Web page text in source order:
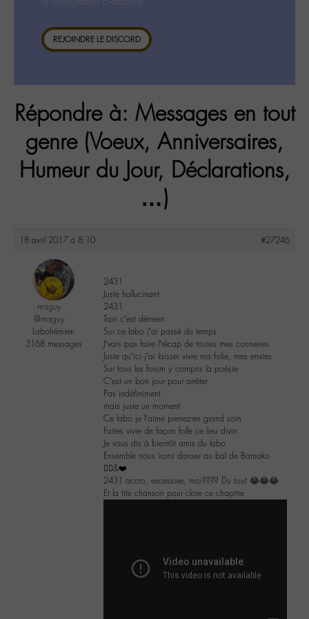
REJOINDRE LE DISCORD
Répondre à: Messages en tout
genre (Voeux, Anniversaires,
Humeur du Jour, Déclarations,
…)
18 avril 2017 à 8:10 #27246
maguy
@maguy
Labohémien
3168 messages
2431
Juste hallucinant
2431
Tain c’est dément
Sur ce labo j’ai passé du temps
J’vais pas faire l’récap de toutes mes conneries
Juste qu’ici j’ai laisser vivre ma folie, mes envies
Sur tous les forum y compris la poésie
C’est un bon jour pour arrêter
Pas indéfiniment
mais juste un moment
Ce labo je l’aime prenez-en grand soin
Faites vivre de façon folle ce lieu divin
Je vous dis à bientôt amis du labo
Ensemble nous irons danser au bal de Bamako
✌🏼&❤️
2431 accro, excessive, moi???? Du tout 😂😂😂
Et la tite chanson pour clore ce chapitre